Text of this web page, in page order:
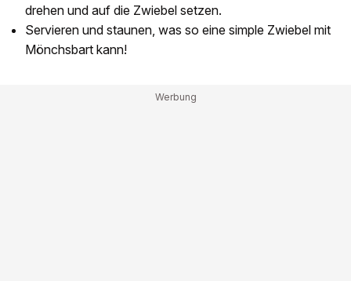
drehen und auf die Zwiebel setzen.
Servieren und staunen, was so eine simple Zwiebel mit
Mönchsbart kann!